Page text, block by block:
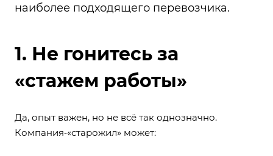
наиболее подходящего перевозчика.
1. Не гонитесь за
«стажем работы»
Да, опыт важен, но не всё так однозначно.
Компания‑«старожил» может: